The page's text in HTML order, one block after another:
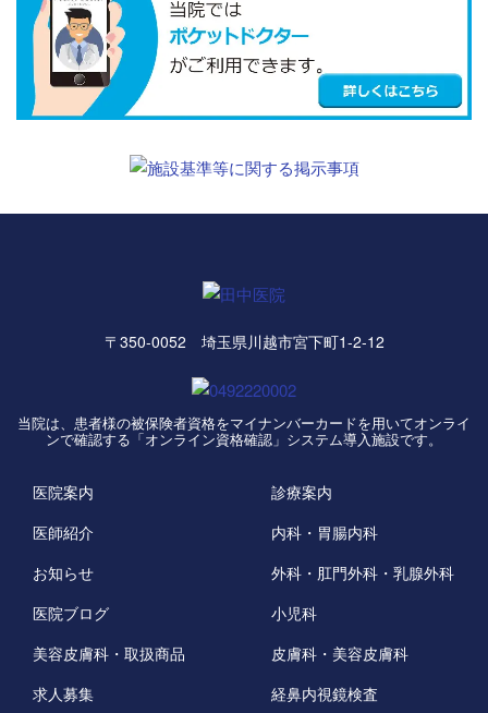
〒350-0052 埼玉県川越市宮下町1-2-12
当院は、患者様の被保険者資格をマイナンバーカードを用いてオンライ
ンで確認する「オンライン資格確認」システム導入施設です。
医院案内
医師紹介
お知らせ
医院ブログ
美容皮膚科・取扱商品
求人募集
診療案内
内科・胃腸内科
外科・肛門外科・乳腺外科
小児科
皮膚科・美容皮膚科
経鼻内視鏡検査